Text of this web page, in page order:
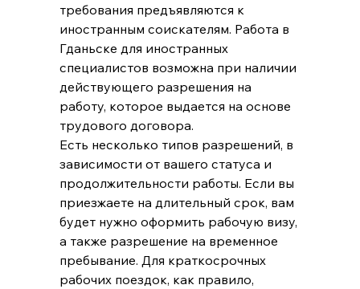
требования предъявляются к
иностранным соискателям. Работа в
Гданьске для иностранных
специалистов возможна при наличии
действующего разрешения на
работу, которое выдается на основе
трудового договора.
Есть несколько типов разрешений, в
зависимости от вашего статуса и
продолжительности работы. Если вы
приезжаете на длительный срок, вам
будет нужно оформить рабочую визу,
а также разрешение на временное
пребывание. Для краткосрочных
рабочих поездок, как правило,